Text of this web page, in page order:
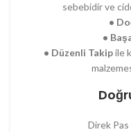
sebebidir ve
•
•
• Düzenli Takipile
Direk